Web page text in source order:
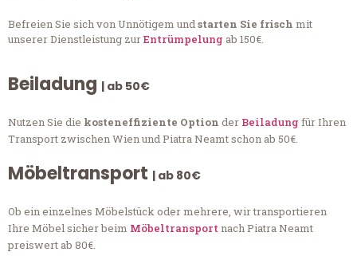
Befreien Sie sich von Unnötigem undstarten Sie frisch mit
unserer Dienstleistung zurEntrümpelung ab 150€.
Beiladung | ab 50€
Nutzen Sie die kosteneffiziente Option der Beiladung für Ihren
Transport zwischen Wien und Piatra Neamt schon ab 50€.
Möbeltransport | ab 80€
Ob ein einzelnes Möbelstück oder mehrere, wir transportieren
Ihre Möbel sicher beim Möbeltransportnach Piatra Neamt
preiswert ab 80€.